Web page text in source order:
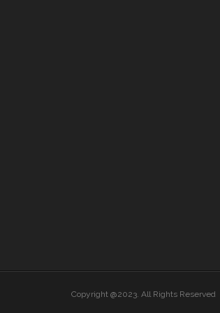
Copyright @2023. All Rights Reserved